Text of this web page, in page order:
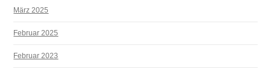
März 2025
Februar 2025
Februar 2023